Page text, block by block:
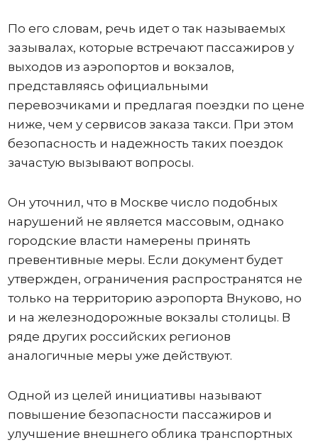
По его словам, речь идет о так называемых
зазывалах, которые встречают пассажиров у
выходов из аэропортов и вокзалов,
представляясь официальными
перевозчиками и предлагая поездки по цене
ниже, чем у сервисов заказа такси. При этом
безопасность и надежность таких поездок
зачастую вызывают вопросы.
Он уточнил, что в Москве число подобных
нарушений не является массовым, однако
городские власти намерены принять
превентивные меры. Если документ будет
утвержден, ограничения распространятся не
только на территорию аэропорта Внуково, но
и на железнодорожные вокзалы столицы. В
ряде других российских регионов
аналогичные меры уже действуют.
Одной из целей инициативы называют
повышение безопасности пассажиров и
улучшение внешнего облика транспортных